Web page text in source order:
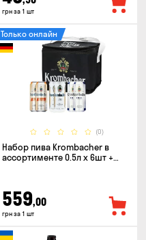
грн за 1 шт
(0)
Только онлайн
Набор пива Krombacher в
ассортименте 0.5л х 6шт +
559,00
грн за 1 шт